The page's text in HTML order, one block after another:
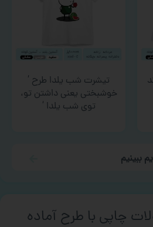
تیشرت شب یلدا طرح ‘
خوشبختی یعنی داشتن تو،
توی شب یلدا ‘
ببینیم
چاپی با طرح آماده